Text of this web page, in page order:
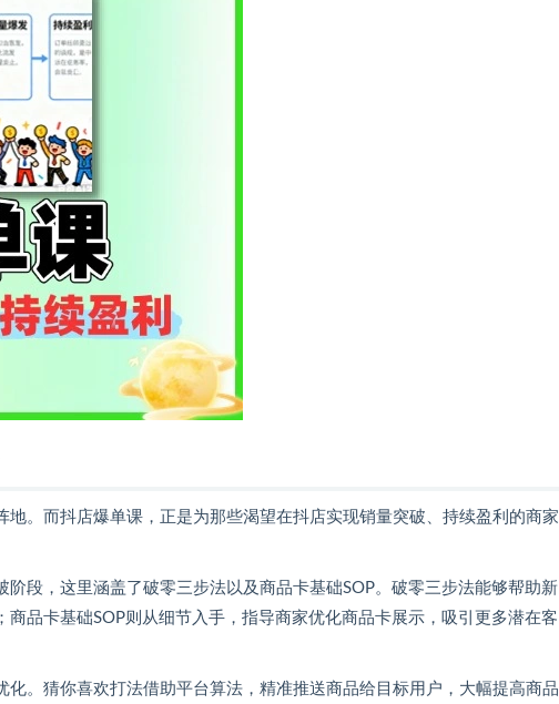
。而抖店爆单课，正是为那些渴望在抖店实现销量突破、持续盈利的商家
段，这里涵盖了破零三步法以及商品卡基础SOP。破零三步法能够帮助新
品卡基础SOP则从细节入手，指导商家优化商品卡展示，吸引更多潜在客
。猜你喜欢打法借助平台算法，精准推送商品给目标用户，大幅提高商品